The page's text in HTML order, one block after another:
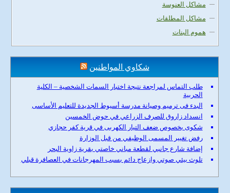
مشاكل العنوسة
مشاكل المطلقات
هموم البنات
شكاوي المواطنين
طلب التماس لمراجعة نتيجة اختبار السمات الشخصية – الكلية
الحربية
البدء فى ترميم وصيانة مدرسة أسيوط الجديدة للتعليم الأساسى
انسداد زاروق للصرف الزراعي في حوض الخمسين
شكوى بخصوص ضعف التيار الكهربى في قرية كفر حجازي
رفض تغيير المسمى الوظيفي من قبل الوزارة
إضافة شارع جانبي لقطعة مباني خاصتي بقرية زاوية البحر
تلوث بيئي صوتي وازعاج دائم بسبب المهرجانات في العصافرة قبلي